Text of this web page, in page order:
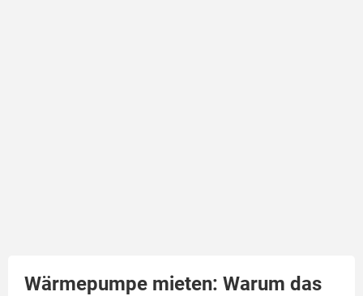
Wärmepumpe mieten: Warum das